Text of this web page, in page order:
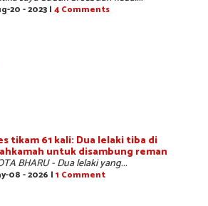
20 - 2023 | 4 Comments
tikam 61 kali: Dua lelaki tiba di
untuk disambung reman
BHARU - Dua lelaki yang...
08 - 2026 | 1 Comment